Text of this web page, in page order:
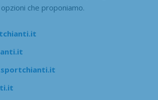
che proponiamo.